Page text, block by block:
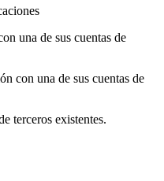
una de sus cuentas de
con una de sus cuentas de
terceros existentes.